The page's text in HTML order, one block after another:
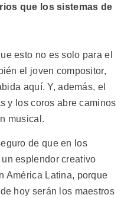
que los sistemas de
esto no es solo para el
el joven compositor,
aquí. Y, además, el
y los coros abre caminos
musical.
de que en los
esplendor creativo
América Latina, porque
hoy serán los maestros